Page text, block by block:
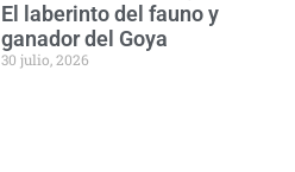
El laberinto del fauno y
ganador del Goya
30 julio, 2026